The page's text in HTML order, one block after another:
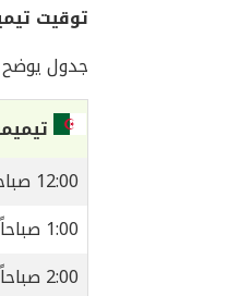
توقيت
جدول
12:00 صباحاً
1:00 صباحاً
2:00 صباحاً